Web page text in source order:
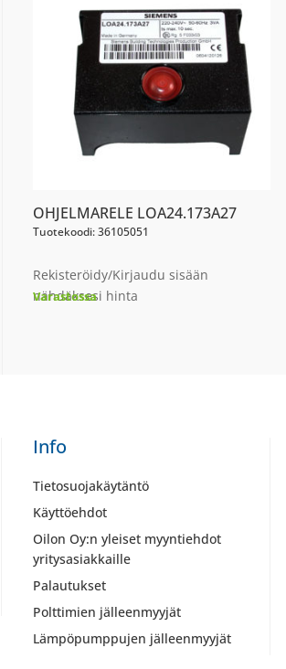
OHJELMARELE LOA24.173A27
Tuotekoodi: 36105051
Rekisteröidy/Kirjaudu sisään
nähdäksesi hinta
Varastossa
Info
Tietosuojakäytäntö
Käyttöehdot
Oilon Oy:n yleiset myyntiehdot
yritysasiakkaille
Palautukset
Polttimien jälleenmyyjät
Lämpöpumppujen jälleenmyyjät